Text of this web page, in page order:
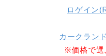
ロゲイン
カークラン
※価格で選